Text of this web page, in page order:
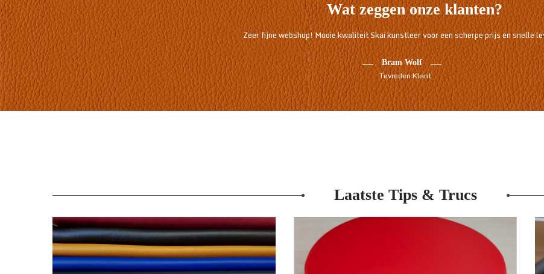
Wat zeggen onze klanten?
Zeer fijne webshop! Mooie kwaliteit Skai kunstleer voor een scherpe prijs en snelle
Bram Wolf
Tevreden Klant
Laatste Tips & Trucs